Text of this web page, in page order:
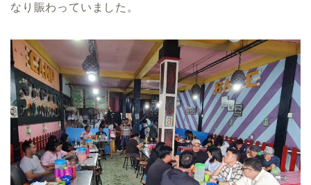
なり賑わっていました。